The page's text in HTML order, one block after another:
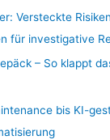
Versteckte
für investigative
– So klappt
bis KI-